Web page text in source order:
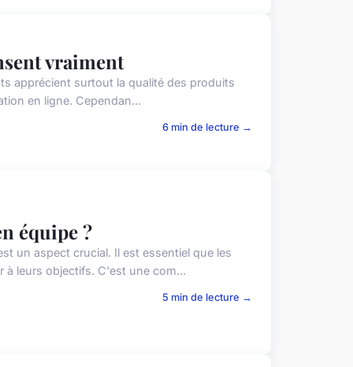
vraiment
apprécient surtout la qualité des produits
en ligne. Cependan...
6 min de lecture →
équipe ?
un aspect crucial. Il est essentiel que les
à leurs objectifs. C'est une com...
5 min de lecture →